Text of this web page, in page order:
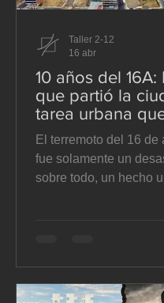
10 años del 16A:
que partió la
tarea urbana
todavía no
El terremoto del 16 de
fue solamente un
sobre todo, un hecho
posterior a las
Taller 2-12
16 abr